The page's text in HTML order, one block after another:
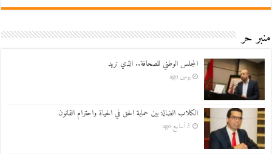
منبر حر
المجلس الوطني للصحافة.. الذي نريد
يومين ago
الكلاب الضالة بين حماية الحق في الحياة واحترام القانون
3 أسابيع ago